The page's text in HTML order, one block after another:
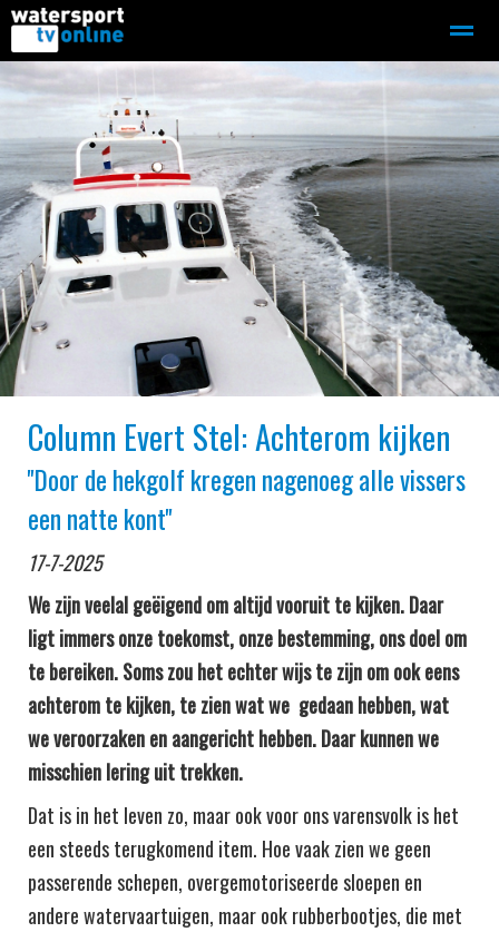
Zeilen Motorboot-sloep Redactie
Home Contact Bellen Zoeken
Column Evert Stel: Achterom kijken
''Door de hekgolf kregen nagenoeg alle vissers
een natte kont''
17-7-2025
We zijn veelal geëigend om altijd vooruit te kijken. Daar
ligt immers onze toekomst, onze bestemming, ons doel om
te bereiken. Soms zou het echter wijs te zijn om ook eens
achterom te kijken, te zien wat we gedaan hebben, wat
we veroorzaken en aangericht hebben. Daar kunnen we
misschien lering uit trekken.
Dat is in het leven zo, maar ook voor ons varensvolk is het
een steeds terugkomend item. Hoe vaak zien we geen
passerende schepen, overgemotoriseerde sloepen en
andere watervaartuigen, maar ook rubberbootjes, die met